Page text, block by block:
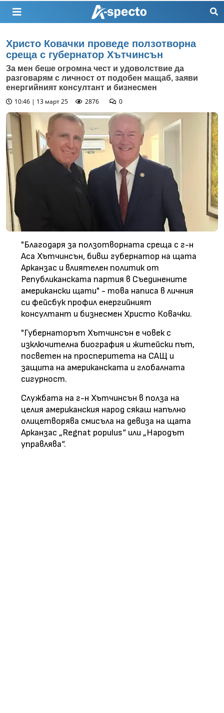
Христо Ковачки проведе ползотворна
среща с губернатор Хътчинсън
За мен беше огромна чест и удоволствие да
разговарям с личност от подобен мащаб, заяви
енергийният консултант и бизнесмен
10:46 | 13 март 25
2876 0
"Благодаря за ползотворната среща с г-н
Аса Хътчинсън, бивш губернатор на щата
Арканзас и влиятелен политик от
Републиканската партия в Съединените
американски щати" - това написа в личния
си фейсбук профил енергийният
консултант и бизнесмен Христо Ковачки.
"Губернаторът Хътчинсън е човек с
изключителна биография и житейски път,
посветен на просперитета на САЩ и
защита на американската и глобалната
сигурност.
Службата на г-н Хътчинсън в полза на
целия американския народ сякаш напълно
олицетворява смисъла на девиза на щата
Арканзас „Regnat populus“ или „Народът
управлява“.